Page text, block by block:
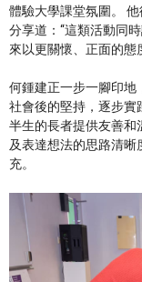
體驗大學課堂氛圍。
分享道：“這類活動同
來以更關懷、正面的態
何鍾建正一步一腳印地
社會後的堅持，逐步實
半生的長者提供友善和
及表達想法的思路清晰
充。